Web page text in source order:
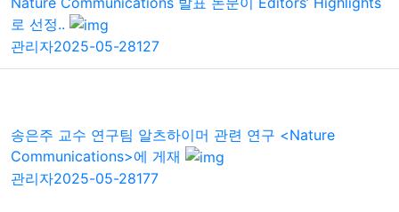
로 선정..
관리자2025-05-28127
송은주 교수 연구팀 알츠하이머 관련 연구 <Nature
Communications>에 게재
관리자2025-05-28177